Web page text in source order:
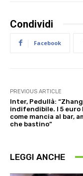
Condividi
Facebook
PREVIOUS ARTICLE
Inter, Pedullà: “Zhang
indifendibile. I 5 euro
come mancia al bar,
che bastino”
LEGGI ANCHE